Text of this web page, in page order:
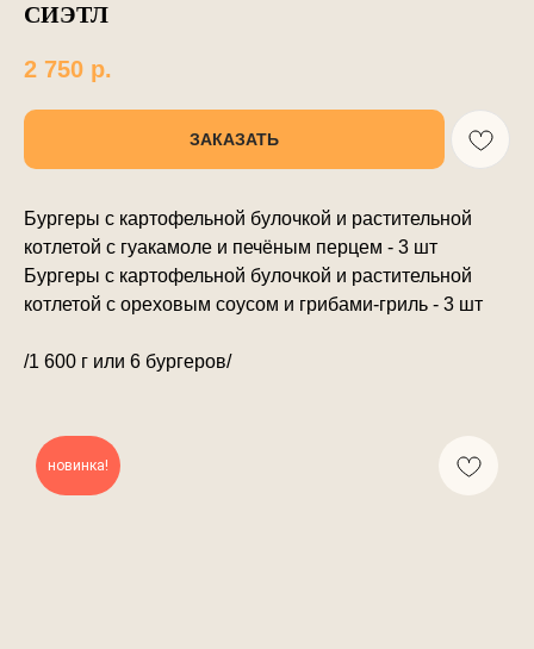
СИЭТЛ
2 750 р.
ЗАКАЗАТЬ
Бургеры с картофельной булочкой и растительной
котлетой с гуакамоле и печёным перцем - 3 шт
Бургеры с картофельной булочкой и растительной
котлетой с ореховым соусом и грибами-гриль - 3 шт
/1 600 г или 6 бургеров/
новинка!